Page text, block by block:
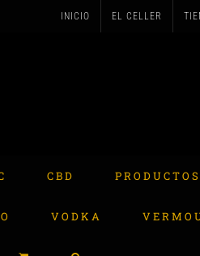
INICIO EL CELLER
CBD
VODKA